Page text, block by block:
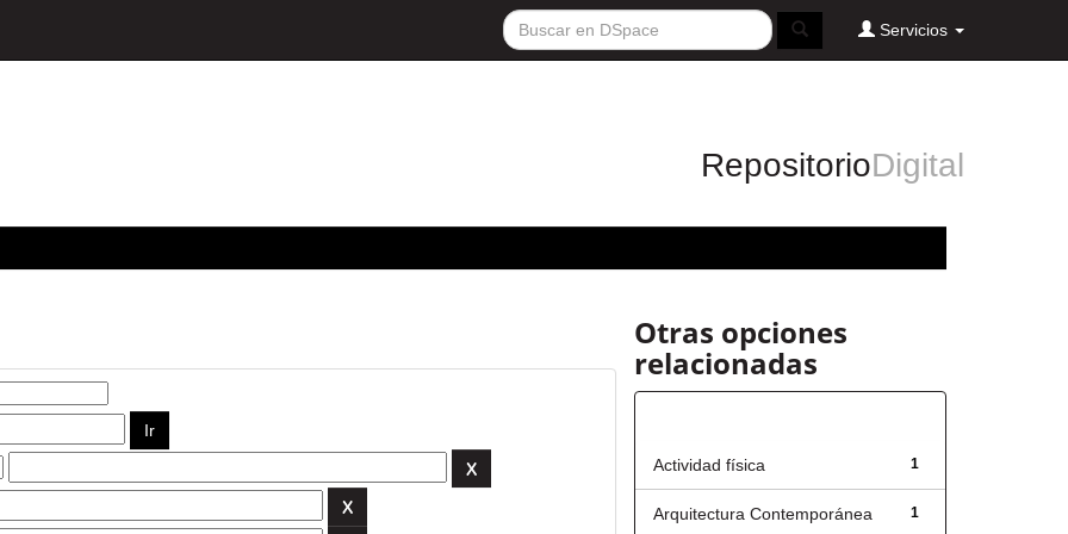
Servicios
RepositorioDigital
Otras opciones
relacionadas
1
Actividad física
1
Arquitectura Contemporánea